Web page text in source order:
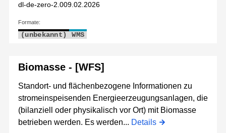
dl-de-zero-2.009.02.2026
Formate:
(unbekannt) WMS
Biomasse - [WFS]
Standort- und flächenbezogene Informationen zu
stromeinspeisenden Energieerzeugungsanlagen, die
(bilanziell oder physikalisch vor Ort) mit Biomasse
betrieben werden. Es werden... Details